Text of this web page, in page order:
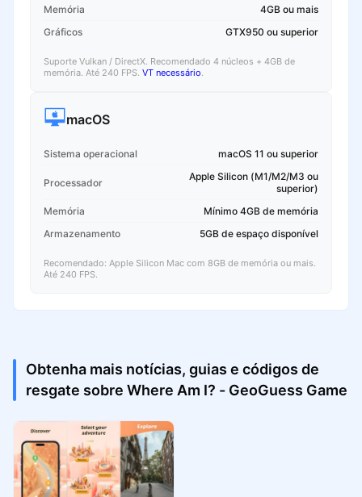
Memória
4GB ou mais
Gráficos
GTX950 ou superior
Suporte Vulkan / DirectX. Recomendado 4 núcleos + 4GB de
memória. Até 240 FPS. VT necessário.
macOS
Sistema operacional macOS 11 ou superior
Processador
Apple Silicon (M1/M2/M3 ou
superior)
Memória
Mínimo 4GB de memória
Armazenamento
5GB de espaço disponível
Recomendado: Apple Silicon Mac com 8GB de memória ou mais.
Até 240 FPS.
Obtenha mais notícias, guias e códigos de
resgate sobre Where Am I? - GeoGuess Game